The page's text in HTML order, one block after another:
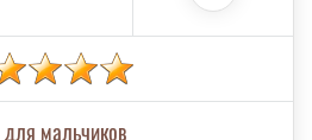
мальчиков